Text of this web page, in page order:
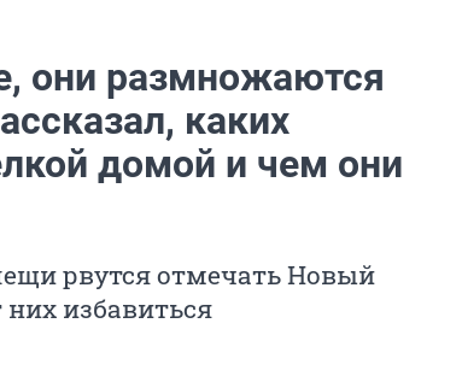
они размножаются
каких
домой и чем они
рвутся отмечать Новый
избавиться